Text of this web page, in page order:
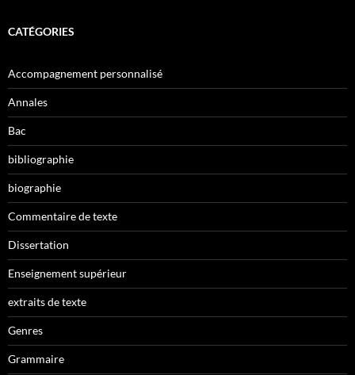
CATÉGORIES
Accompagnement personnalisé
Annales
Bac
bibliographie
biographie
Commentaire de texte
Dissertation
Enseignement supérieur
extraits de texte
Genres
Grammaire